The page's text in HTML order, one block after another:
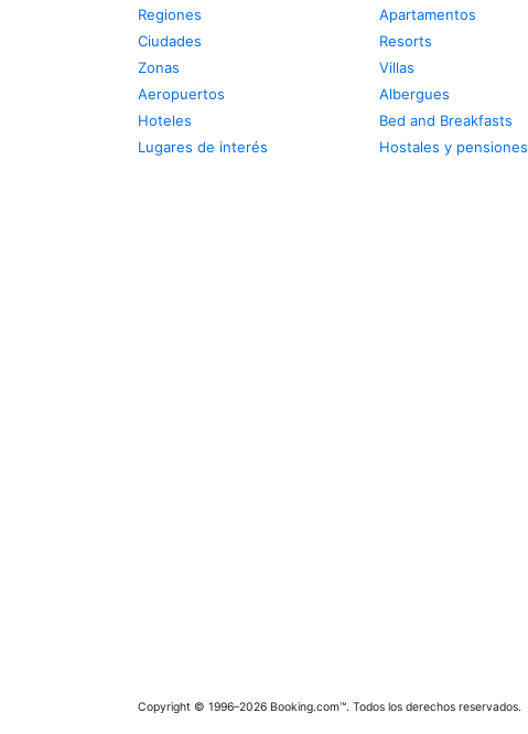
Regiones
Ciudades
Zonas
Aeropuertos
Hoteles
Lugares de interés
Apartamentos
Resorts
Villas
Albergues
Bed and Breakfasts
Hostales y pensiones
Copyright © 1996–2026 Booking.com™. Todos los derechos reservados.